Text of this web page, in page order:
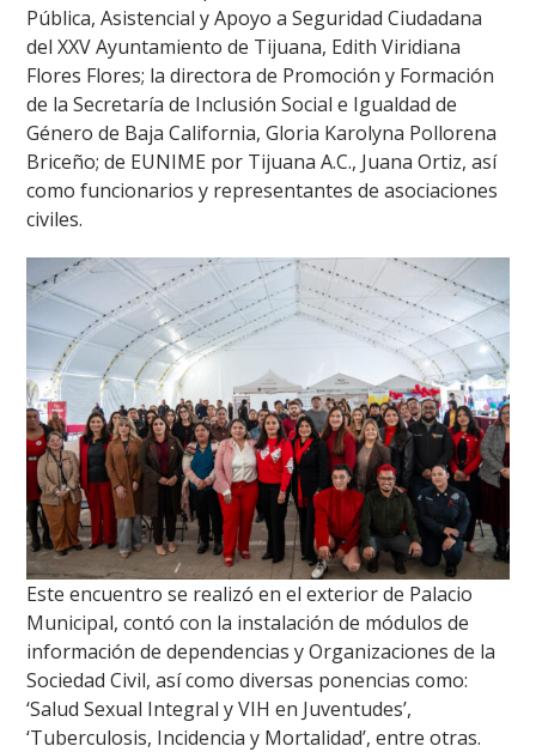
Pública, Asistencial y Apoyo a Seguridad Ciudadana
del XXV Ayuntamiento de Tijuana, Edith Viridiana
Flores Flores; la directora de Promoción y Formación
de la Secretaría de Inclusión Social e Igualdad de
Género de Baja California, Gloria Karolyna Pollorena
Briceño; de EUNIME por Tijuana A.C., Juana Ortiz, así
como funcionarios y representantes de asociaciones
civiles.
Este encuentro se realizó en el exterior de Palacio
Municipal, contó con la instalación de módulos de
información de dependencias y Organizaciones de la
Sociedad Civil, así como diversas ponencias como:
‘Salud Sexual Integral y VIH en Juventudes’,
‘Tuberculosis, Incidencia y Mortalidad’, entre otras.